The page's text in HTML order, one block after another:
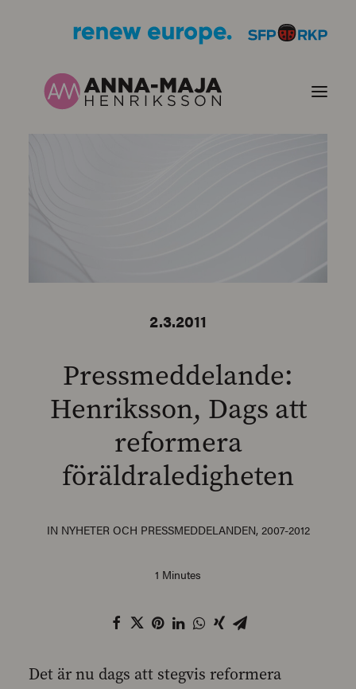
SEARCH
2.3.2011
Pressmeddelande:
Henriksson, Dags att
reformera
föräldraledigheten
IN NYHETER OCH PRESSMEDDELANDEN, 2007-2012
1 Minutes
Det är nu dags att stegvis reformera